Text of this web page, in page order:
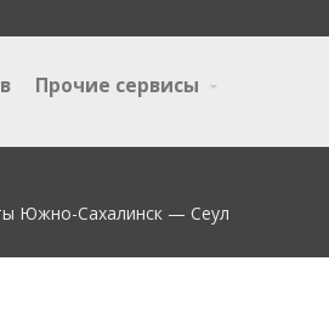
Прочие сервисы
Южно-Сахалинск — Сеул